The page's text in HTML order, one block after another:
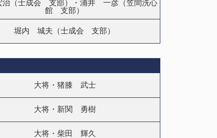
（士成会 支部）・浦井 一彦（笠間洗心
館 支部）
堀内 城夫（士成会 支部）
大将・猪膝 武士
大将・新関 勇樹
大将・柴田 輝久